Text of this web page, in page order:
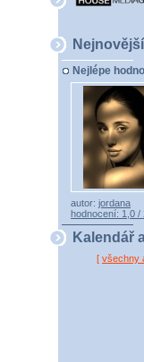
Nejnovější
Nejlépe
autor: jordana
hodnocení: 1,0 /
Kalendář
[ všechny